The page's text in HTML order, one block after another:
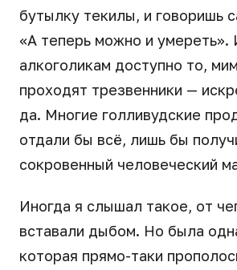
бутылку текилы, и говоришь
«А теперь можно и умереть».
алкоголикам доступно то,
проходят трезвенники —
да. Многие голливудские
отдали бы всё, лишь бы
сокровенный человеческий
Иногда я слышал такое, от
вставали дыбом. Но была
которая прямо-таки